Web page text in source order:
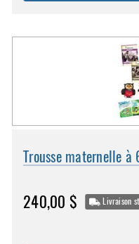
Trousse maternelle à
240,00 $ Livraison